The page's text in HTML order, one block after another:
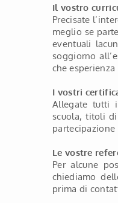
Il vostro
Precisate
meglio se
eventuali
soggiorno
che
I vostri
Allegate tutti
scuola, titoli
Le vostre
Per alcune
chiediamo
prima di